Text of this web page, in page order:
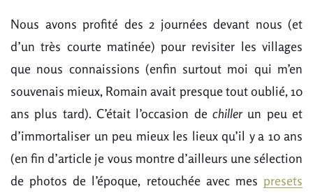
Nous avons profité des 2 journées devant nous (et
d’un très courte matinée) pour revisiter les villages
que nous connaissions (enfin surtout moi qui m’en
souvenais mieux, Romain avait presque tout oublié, 10
ans plus tard). C’était l’occasion de chillerun peu et
d’immortaliser un peu mieux les lieux qu’il y a 10 ans
(en fin d’article je vous montre d’ailleurs une sélection
de photos de l’époque, retouchée avec mes presets